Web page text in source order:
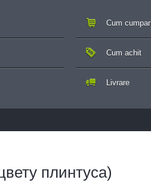
Cum cumpar
Cum achit
Livrare
плинтуса)